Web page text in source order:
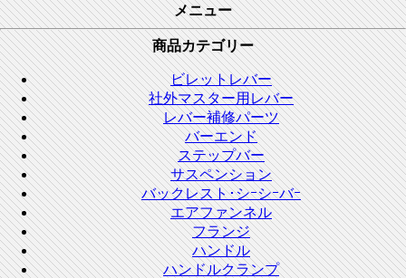
メニュー
商品カテゴリー
ビレットレバー
社外マスター用レバー
レバー補修パーツ
バーエンド
ステップバー
サスペンション
バックレスト･シｰシｰバｰ
エアファンネル
フランジ
ハンドル
ハンドルクランプ